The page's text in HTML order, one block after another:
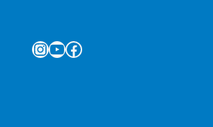
Instagram
YouTube
Facebook